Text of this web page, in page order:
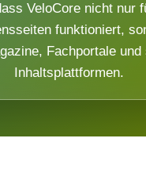
VeloCore nicht nur
funktioniert,
Fachportale und
Inhaltsplattformen.